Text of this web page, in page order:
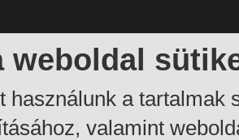
weboldal
használunk a tartalmak
valamint